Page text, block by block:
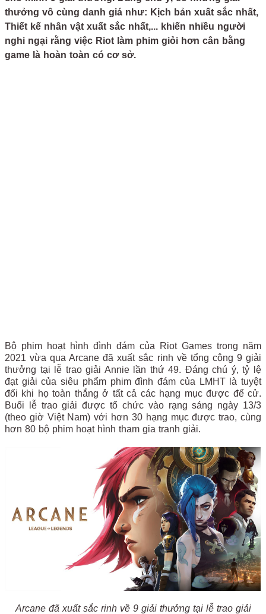
thưởng vô cùng danh giá như: Kịch bản xuất sắc nhất,
Thiết kế nhân vật xuất sắc nhất,... khiến nhiều người
nghi ngại rằng việc Riot làm phim giỏi hơn cân bằng
game là hoàn toàn có cơ sở.
Bộ phim hoạt hình đình đám của Riot Games trong năm
2021 vừa qua Arcane đã xuất sắc rinh về tổng cộng 9 giải
thưởng tại lễ trao giải Annie lần thứ 49. Đáng chú ý, tỷ lệ
đạt giải của siêu phẩm phim đình đám của LMHT là tuyệt
đối khi họ toàn thắng ở tất cả các hạng mục được để cử.
Buổi lễ trao giải được tổ chức vào rạng sáng ngày 13/3
(theo giờ Việt Nam) với hơn 30 hạng mục được trao, cùng
hơn 80 bộ phim hoạt hình tham gia tranh giải.
Arcane đã xuất sắc rinh về 9 giải thưởng tại lễ trao giải